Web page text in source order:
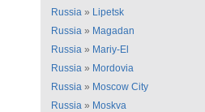
Russia » Lipetsk
Russia » Magadan
Russia » Mariy-El
Russia » Mordovia
Russia » Moscow City
Russia » Moskva